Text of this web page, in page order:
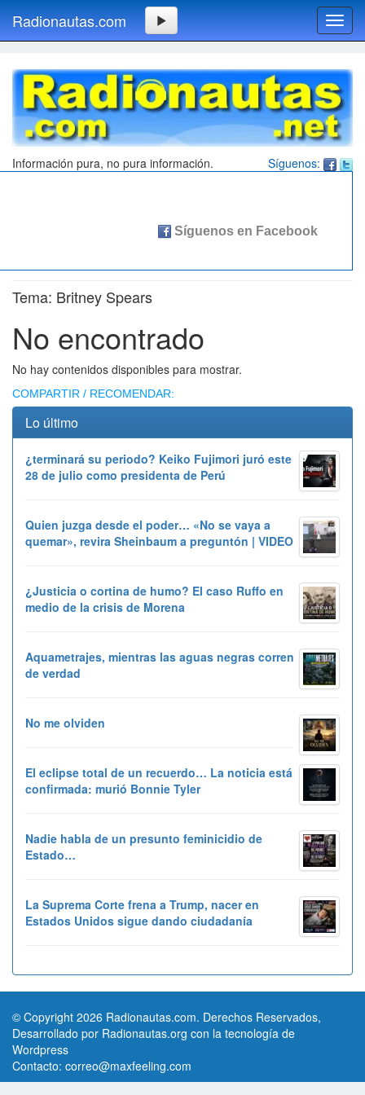
Radionautas.com
Síguenos:
Información pura, no pura información.
Tema: Britney Spears
No encontrado
No hay contenidos disponibles para mostrar.
COMPARTIR / RECOMENDAR:
Lo último
¿terminará su periodo? Keiko Fujimori juró este
28 de julio como presidenta de Perú
Quien juzga desde el poder… «No se vaya a
quemar», revira Sheinbaum a preguntón | VIDEO
¿Justicia o cortina de humo? El caso Ruffo en
medio de la crisis de Morena
Aquametrajes, mientras las aguas negras corren
de verdad
No me olviden
El eclipse total de un recuerdo… La noticia está
confirmada: murió Bonnie Tyler
Nadie habla de un presunto feminicidio de
Estado…
La Suprema Corte frena a Trump, nacer en
Estados Unidos sigue dando ciudadanía
© Copyright 2026 Radionautas.com. Derechos Reservados,
Desarrollado por Radionautas.org con la tecnología de
Wordpress
Contacto: correo@maxfeeling.com